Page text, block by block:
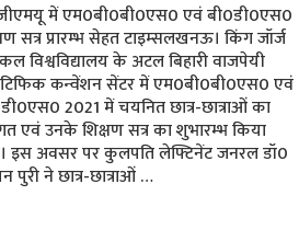
में एम0बी0बी0एस0 एवं बी0डी0एस0
सत्र प्रारम्‍भ सेहत टाइम्‍सलखनऊ। किंग जॉर्ज
विश्वविद्यालय के अटल बिहारी वाजपेयी
कन्वेंशन सेंटर में एम0बी0बी0एस0 एवं
2021 में चयनित छात्र-छात्राओं का
एवं उनके शिक्षण सत्र का शुभारम्भ किया
इस अवसर पर कुलपति लेफ्टिनेंट जनरल डॉ0
पुरी ने छात्र-छात्राओं …